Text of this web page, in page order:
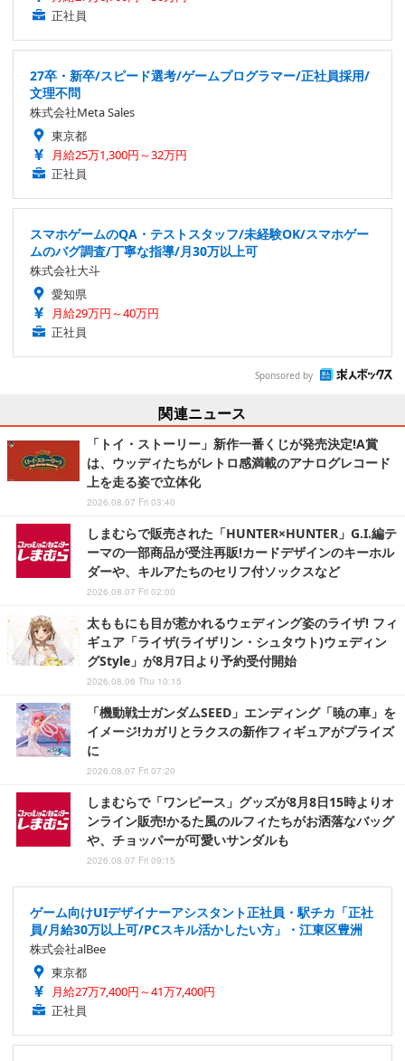
正社員
27卒・新卒/スピード選考/ゲームプログラマー/正社員採用/
文理不問
株式会社Meta Sales
東京都
月給25万1,300円～32万円
正社員
スマホゲームのQA・テストスタッフ/未経験OK/スマホゲー
ムのバグ調査/丁寧な指導/月30万以上可
株式会社大斗
愛知県
月給29万円～40万円
正社員
Sponsored by
関連ニュース
「トイ・ストーリー」新作一番くじが発売決定!A賞
は、ウッディたちがレトロ感満載のアナログレコード
上を走る姿で立体化
2026.08.07 Fri 03:40
しまむらで販売された「HUNTER×HUNTER」G.I.編テ
ーマの一部商品が受注再販!カードデザインのキーホル
ダーや、キルアたちのセリフ付ソックスなど
2026.08.07 Fri 02:00
太ももにも目が惹かれるウェディング姿のライザ! フィ
ギュア「ライザ(ライザリン・シュタウト)ウェディン
グStyle」が8月7日より予約受付開始
2026.08.06 Thu 10:15
「機動戦士ガンダムSEED」エンディング「暁の車」を
イメージ!カガリとラクスの新作フィギュアがプライズ
に
2026.08.07 Fri 07:20
しまむらで「ワンピース」グッズが8月8日15時よりオ
ンライン販売!かるた風のルフィたちがお洒落なバッグ
や、チョッパーが可愛いサンダルも
2026.08.07 Fri 09:15
ゲーム向けUIデザイナーアシスタント正社員・駅チカ「正社
員/月給30万以上可/PCスキル活かしたい方」・江東区豊洲
株式会社alBee
東京都
月給27万7,400円～41万7,400円
正社員